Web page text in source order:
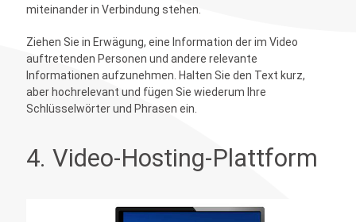
miteinander in Verbindung stehen.
Ziehen Sie in Erwägung, eine Information der im Video
auftretenden Personen und andere relevante
Informationen aufzunehmen. Halten Sie den Text kurz,
aber hochrelevant und fügen Sie wiederum Ihre
Schlüsselwörter und Phrasen ein.
4. Video-Hosting-Plattform